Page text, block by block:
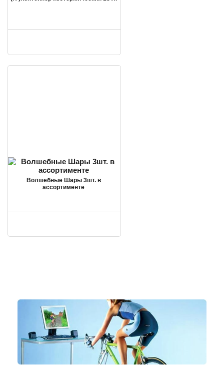
Волшебные Шары 3шт. в
ассортименте